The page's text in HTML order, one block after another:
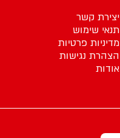
יצירת קשר
תנאי שימוש
מדיניות פרטיות
הצהרת נגישות
אודות